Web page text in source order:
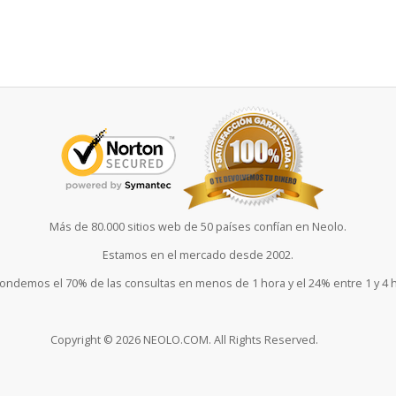
Más de 80.000 sitios web de 50 países confían en Neolo.
Estamos en el mercado desde 2002.
el 70% de las consultas en menos de 1 hora y el 24% entre 1 y 4
Copyright © 2026 NEOLO.COM. All Rights Reserved.